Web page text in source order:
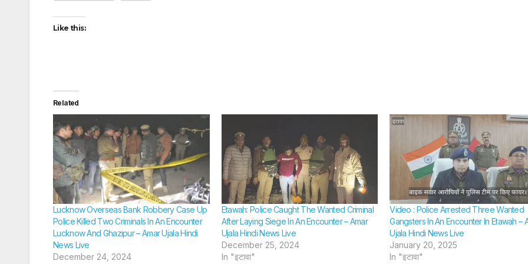
Like this:
Related
Lucknow Overseas Bank Robbery Case Up
Police Killed Two Criminals In An Encounter
Lucknow And Ghazipur – Amar Ujala Hindi
News Live
December 24, 2024
Etawah: Police Caught The Wanted Criminal
After Laying Siege In An Encounter – Amar
Ujala Hindi News Live
December 25, 2024
In "इटावा"
Video : Police Arrested Three Wanted
Gangsters In An Encounter In Etawah –
Ujala Hindi News Live
January 20, 2025
In "इटावा"